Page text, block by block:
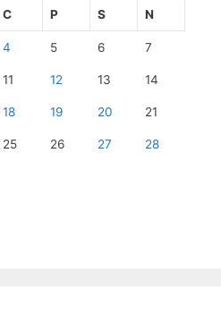
C P S N
4 5 6 7
11 12 13 14
18 19 20 21
25 26 27 28